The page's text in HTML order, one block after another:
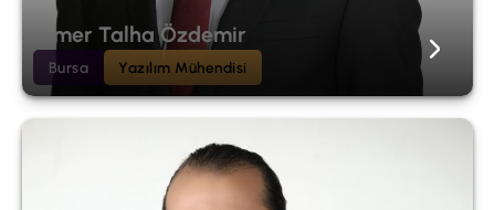
Ömer Talha Özdemir
Bursa Yazılım Mühendisi